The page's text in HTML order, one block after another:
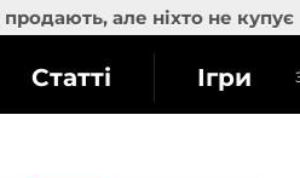
але ніхто не купує
Статті Ігри